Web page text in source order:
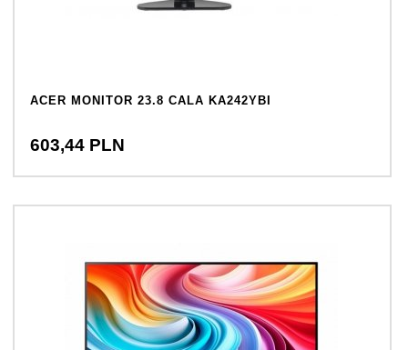
ACER MONITOR 23.8 CALA KA242YBI
603,44 PLN